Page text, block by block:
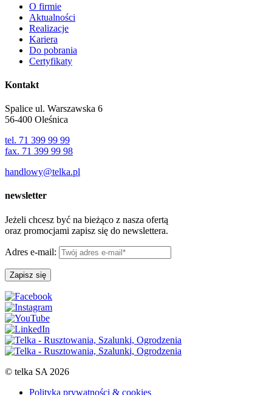
O firmie
Aktualności
Realizacje
Kariera
Do pobrania
Certyfikaty
Kontakt
Spalice ul. Warszawska 6
56-400 Oleśnica
tel. 71 399 99 99
fax. 71 399 99 98
handlowy@telka.pl
newsletter
Jeżeli chcesz być na bieżąco z nasza ofertą
oraz promocjami zapisz się do newslettera.
Adres e-mail:
© telka SA 2026
Polityka prywatności & cookies